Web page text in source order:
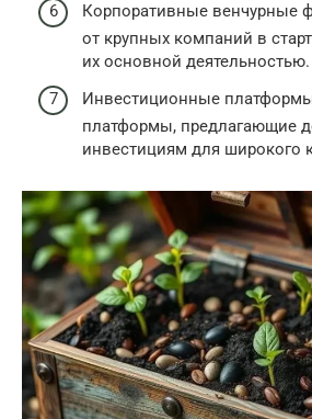
Корпоративные венчурные
от крупных компаний в
их основной деятельностью.
Инвестиционные
платформы, предлагающие
инвестициям для широкого